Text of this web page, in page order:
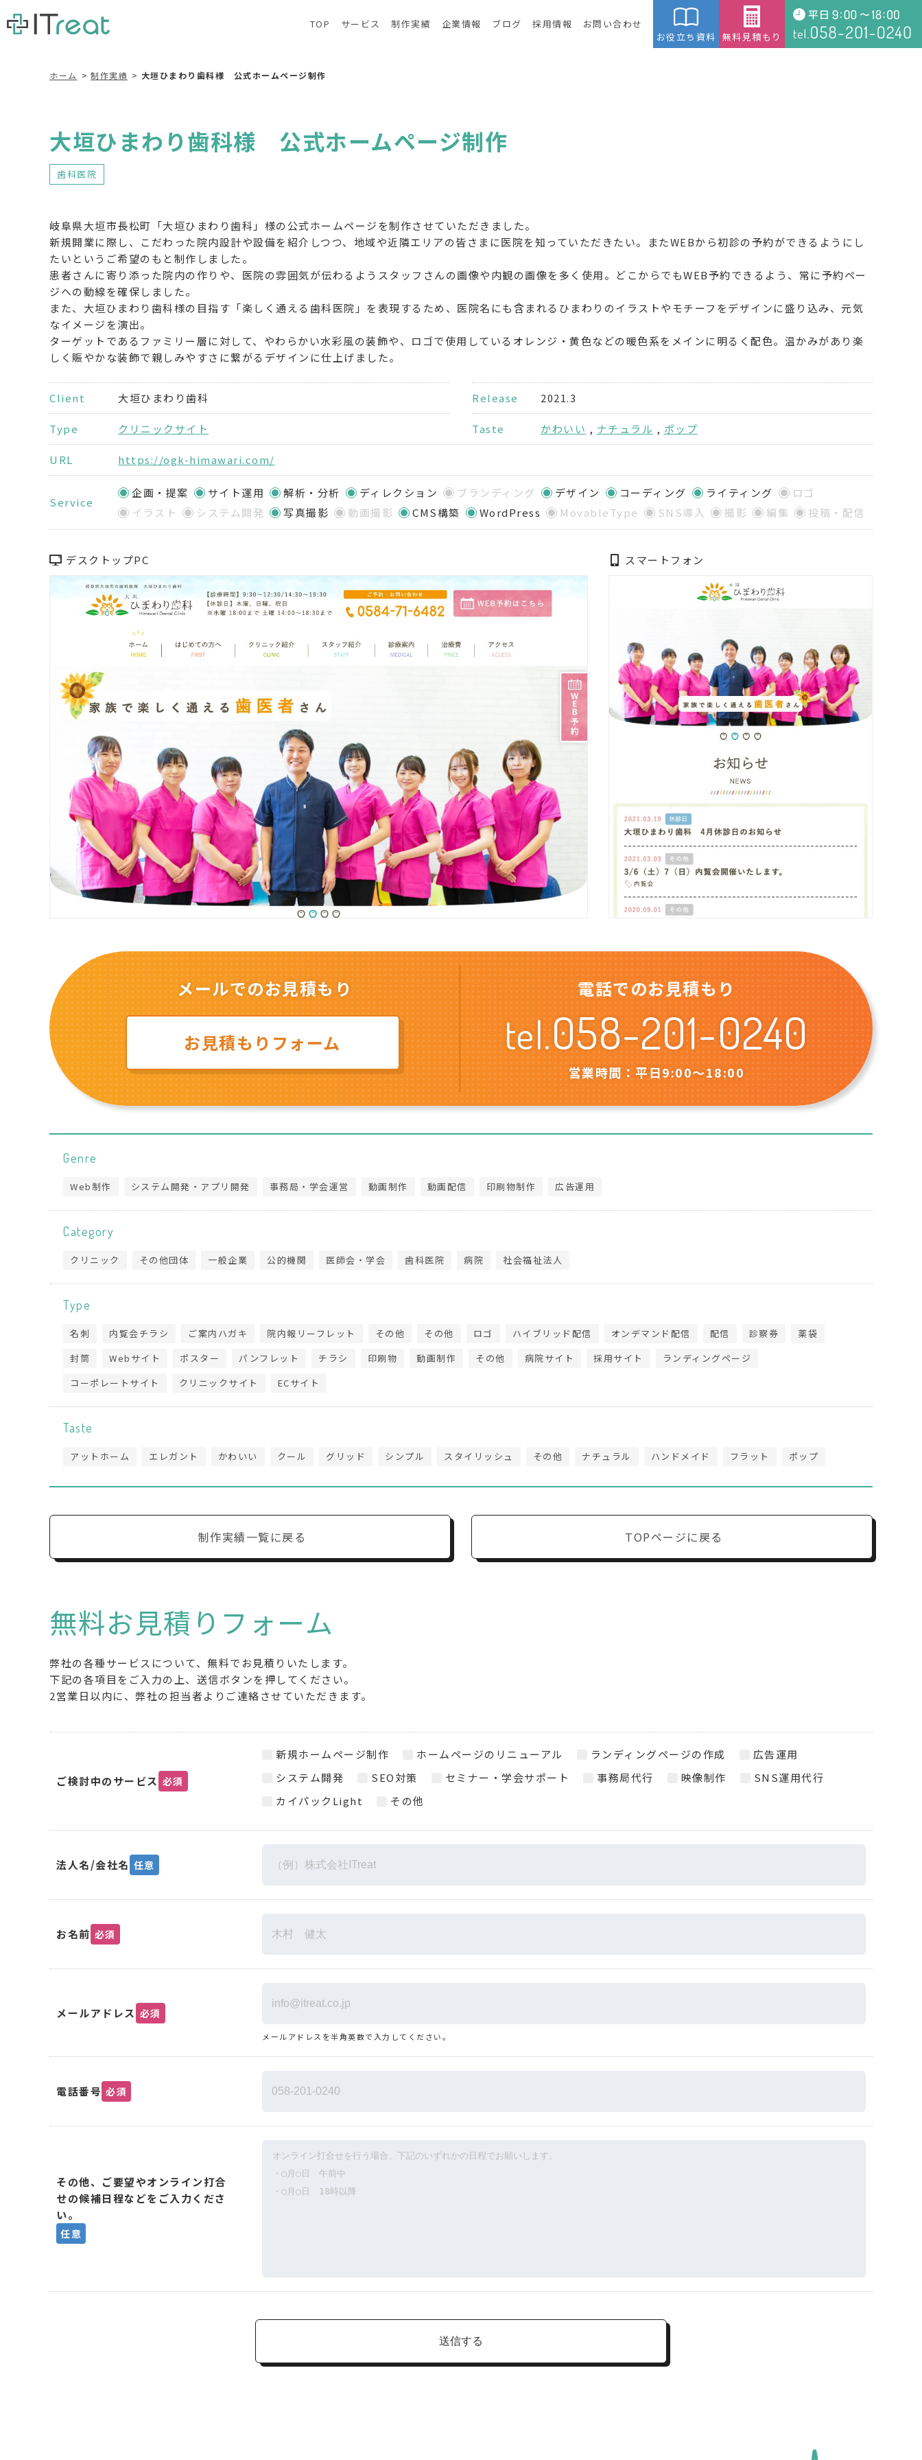
TOP サービス 制作実績 企業情報 ブログ 採用情報
お問い合わせ
お役立ち資料 無料見積もり
ホーム 制作実績 大垣ひまわり歯科様 公式ホームページ制作
大垣ひまわり歯科様 公式ホームページ制作
歯科医院
岐阜県大垣市長松町「大垣ひまわり歯科」様の公式ホームページを制作させていただきました。
新規開業に際し、こだわった院内設計や設備を紹介しつつ、地域や近隣エリアの皆さまに医院を知っていただきたい。またWEBから初診の予約ができるようにし
たいというご希望のもと制作しました。
患者さんに寄り添った院内の作りや、医院の雰囲気が伝わるようスタッフさんの画像や内観の画像を多く使用。どこからでもWEB予約できるよう、常に予約ペー
ジへの動線を確保しました。
また、大垣ひまわり歯科様の目指す「楽しく通える歯科医院」を表現するため、医院名にも含まれるひまわりのイラストやモチーフをデザインに盛り込み、元気
なイメージを演出。
ターゲットであるファミリー層に対して、やわらかい水彩風の装飾や、ロゴで使用しているオレンジ・黄色などの暖色系をメインに明るく配色。温かみがあり楽
しく賑やかな装飾で親しみやすさに繋がるデザインに仕上げました。
Client 大垣ひまわり歯科 Release 2021.3
Type クリニックサイト Taste かわいい , ナチュラル , ポップ
URL https://ogk-himawari.com/
Service
企画・提案 サイト運用 解析・分析 ディレクション ブランディング デザイン コーディング ライティング
ロゴ
イラスト
システム開発 写真撮影 動画撮影 CMS構築 WordPress MovableType SNS導入 撮影 編集 投稿・配信
デスクトップPC スマートフォン
メールでのお見積もり
お見積もりフォーム
電話でのお見積もり
tel.058-201-0240
営業時間：平日9:00〜18:00
Genre
Web制作 システム開発・アプリ開発 事務局・学会運営 動画制作 動画配信 印刷物制作 広告運用
Category
クリニック その他団体 一般企業 公的機関 医師会・学会 歯科医院 病院 社会福祉法人
Type
名刺 内覧会チラシ ご案内ハガキ 院内報リーフレット その他 その他 ロゴ ハイブリッド配信 オンデマンド配信 配信 診察券
薬袋
封筒
Webサイト ポスター パンフレット チラシ 印刷物 動画制作 その他 病院サイト 採用サイト
ランディングページ
コーポレートサイト
クリニックサイト ECサイト
Taste
アットホーム エレガント かわいい クール グリッド シンプル スタイリッシュ その他 ナチュラル ハンドメイド フラット ポップ
制作実績一覧に戻る TOPページに戻る
無料お見積りフォーム
弊社の各種サービスについて、無料でお見積りいたします。
下記の各項目をご入力の上、送信ボタンを押してください。
2営業日以内に、弊社の担当者よりご連絡させていただきます。
ご検討中のサービス 必須
新規ホームページ制作 ホームページのリニューアル ランディングページの作成
広告運用
システム開発
SEO対策 セミナー・学会サポート 事務局代行 映像制作
SNS運用代行
カイパックLight
その他
法人名/会社名 任意
お名前 必須
メールアドレス 必須
メールアドレスを半角英数で入力してください。
電話番号 必須
その他、ご要望やオンライン打合
せの候補日程などをご入力くださ
い。
任意